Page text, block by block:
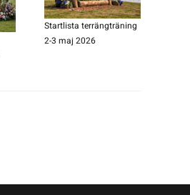
Startlista terrängträning
2-3 maj 2026